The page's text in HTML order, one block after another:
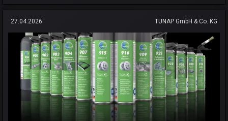
27.04.2026 TUNAP GmbH & Co. KG